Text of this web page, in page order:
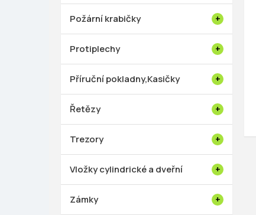
Požární krabičky
Protiplechy
Příruční pokladny,Kasičky
Řetězy
Trezory
Vložky cylindrické a dveřní
Zámky